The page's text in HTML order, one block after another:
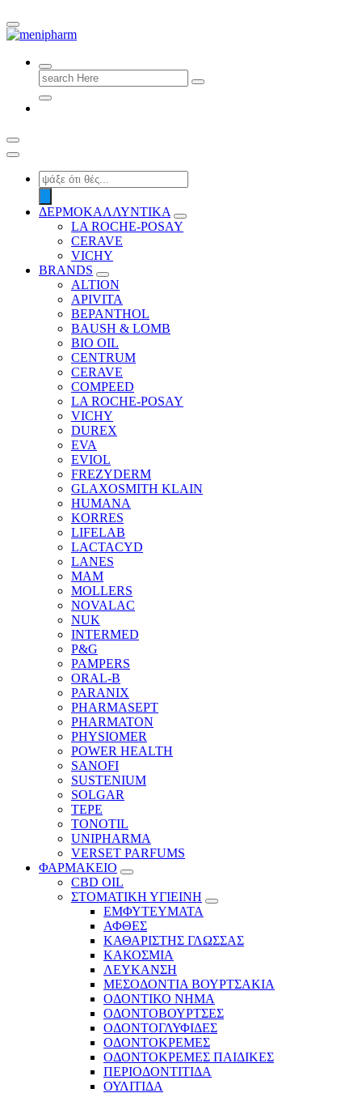
shop 2 easily
Search
for:
Products
search
ΔΕΡΜΟΚΑΛΛΥΝΤΙΚΑ
LA ROCHE-POSAY
CERAVE
VICHY
BRANDS
ALTION
APIVITA
BEPANTHOL
BAUSH & LOMB
BIO OIL
CENTRUM
CERAVE
COMPEED
LA ROCHE-POSAY
VICHY
DUREX
EVA
EVIOL
FREZYDERM
GLAXOSMITH KLAIN
HUMANA
KORRES
LIFELAB
LACTACYD
LANES
MAM
MOLLERS
NOVALAC
NUK
INTERMED
P&G
PAMPERS
ORAL-B
PARANIX
PHARMASEPT
PHARMATON
PHYSIOMER
POWER HEALTH
SANOFI
SUSTENIUM
SOLGAR
TEPE
TONOTIL
UNIPHARMA
VERSET PARFUMS
ΦΑΡΜΑΚΕΙΟ
CBD OIL
ΣΤΟΜΑΤΙΚΗ ΥΓΙΕΙΝΗ
ΕΜΦΥΤΕΥΜΑΤΑ
ΑΦΘΕΣ
ΚΑΘΑΡΙΣΤΗΣ ΓΛΩΣΣΑΣ
ΚΑΚΟΣΜΙΑ
ΛΕΥΚΑΝΣΗ
ΜΕΣΟΔΟΝΤΙΑ ΒΟΥΡΤΣΑΚΙΑ
ΟΔΟΝΤΙΚΟ ΝΗΜΑ
ΟΔΟΝΤΟΒΟΥΡΤΣΕΣ
ΟΔΟΝΤΟΓΛΥΦΙΔΕΣ
ΟΔΟΝΤΟΚΡΕΜΕΣ
ΟΔΟΝΤΟΚΡΕΜΕΣ ΠΑΙΔΙΚΕΣ
ΠΕΡΙΟΔΟΝΤΙΤΙΔΑ
ΟΥΛΙΤΙΔΑ